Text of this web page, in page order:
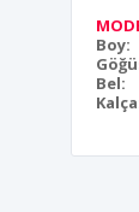
Boy:
Bel: